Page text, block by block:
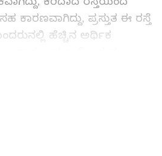
ಕಾರಣವಾಗಿದ್ದು, ಪ್ರಸ್ತುತ ಈ ರಸ್ತೆ
ಹೆಚ್ಚಿನ ಅರ್ಥಿಕ